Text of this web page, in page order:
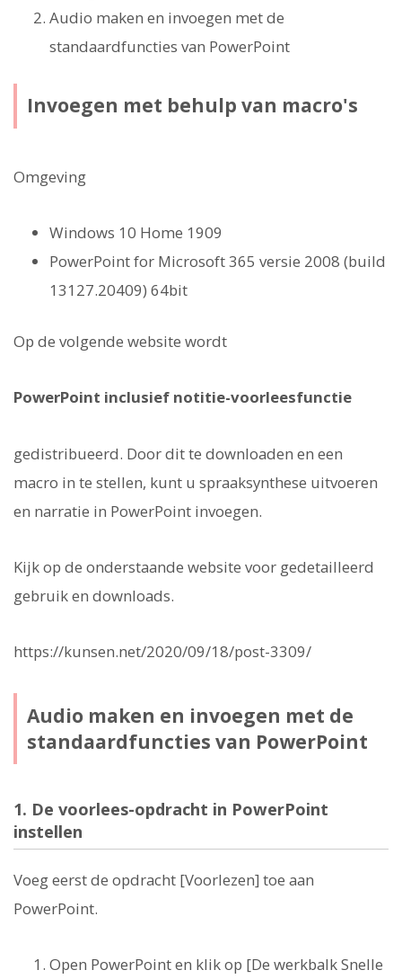
Audio maken en invoegen met de
standaardfuncties van PowerPoint
Invoegen met behulp van macro's
Omgeving
Windows 10 Home 1909
PowerPoint for Microsoft 365 versie 2008 (build
13127.20409) 64bit
Op de volgende website wordt
PowerPoint inclusief notitie-voorleesfunctie
gedistribueerd. Door dit te downloaden en een
macro in te stellen, kunt u spraaksynthese uitvoeren
en narratie in PowerPoint invoegen.
Kijk op de onderstaande website voor gedetailleerd
gebruik en downloads.
https://kunsen.net/2020/09/18/post-3309/
Audio maken en invoegen met de
standaardfuncties van PowerPoint
1. De voorlees-opdracht in PowerPoint
instellen
Voeg eerst de opdracht [Voorlezen] toe aan
PowerPoint.
Open PowerPoint en klik op [De werkbalk Snelle